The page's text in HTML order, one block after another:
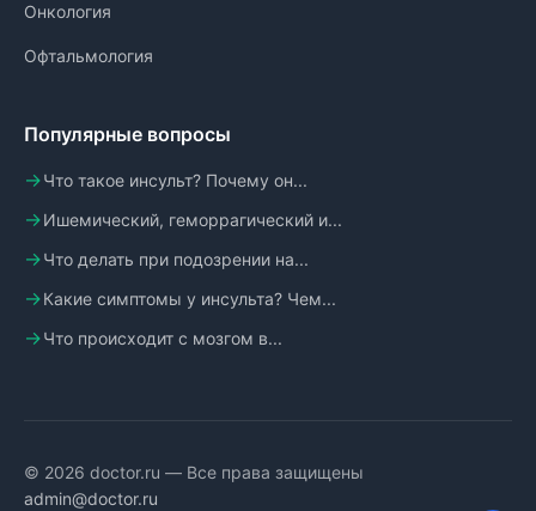
Онкология
Офтальмология
Популярные вопросы
Что такое инсульт? Почему он...
Ишемический, геморрагический и...
Что делать при подозрении на...
Какие симптомы у инсульта? Чем...
Что происходит с мозгом в...
© 2026 doctor.ru — Все права защищены
admin@doctor.ru